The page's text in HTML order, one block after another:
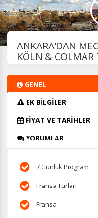
ANKARA’DAN
KÖLN &
GENEL
EK BİLGİLER
FİYAT VE TARİHLER
YORUMLAR
7 Günlük Program
Fransa Turları
Fransa